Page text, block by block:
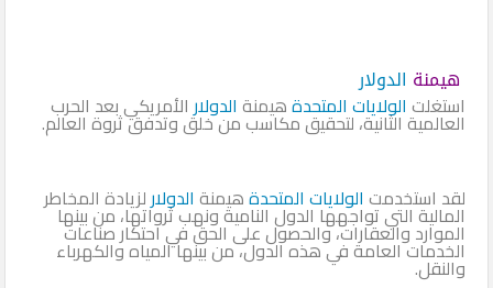
هيمنة الدولار
استغلت الولايات المتحدةهيمنة الدولار الأمريكي بعد الحرب
العالمية الثانية، لتحقيق مكاسب من خلق وتدفق ثروة العالم.
لقد استخدمت الولايات المتحدةهيمنة الدولار لزيادة المخاطر
المالية التي تواجهها الدول النامية ونهب ثرواتها، من بينها
الموارد والعقارات، والحصول على الحق في احتكار صناعات
الخدمات العامة في هذه الدول، من بينها المياه والكهرباء
والنقل.